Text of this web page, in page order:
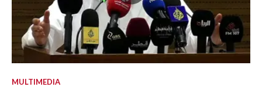
MULTIMEDIA